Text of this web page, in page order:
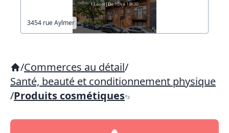
3454 rue Aylmer
/Commerces au détail/
Santé, beauté et conditionnement physique
/Produits cosmétiques